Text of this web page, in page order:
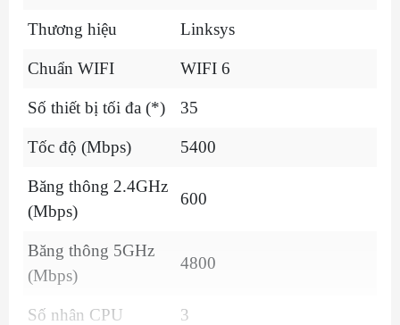
Thương hiệu Linksys
Chuẩn WIFI WIFI 6
Số thiết bị tối đa (*) 35
Tốc độ (Mbps) 5400
Băng thông 2.4GHz
(Mbps)
600
Băng thông 5GHz
(Mbps)
4800
Số nhân CPU 3